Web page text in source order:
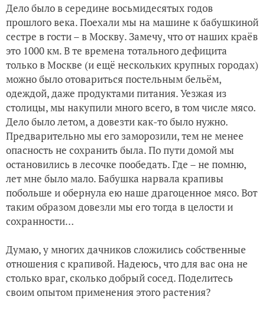
Дело было в середине восьмидесятых годов
прошлого века. Поехали мы на машине к бабушкиной
сестре в гости – в Москву. Замечу, что от наших краёв
это 1000 км. В те времена тотального дефицита
только в Москве (и ещё нескольких крупных городах)
можно было отовариться постельным бельём,
одеждой, даже продуктами питания. Уезжая из
столицы, мы накупили много всего, в том числе мясо.
Дело было летом, а довезти как-то было нужно.
Предварительно мы его заморозили, тем не менее
опасность не сохранить была. По пути домой мы
остановились в лесочке пообедать. Где – не помню,
лет мне было мало. Бабушка нарвала крапивы
побольше и обернула ею наше драгоценное мясо. Вот
таким образом довезли мы его тогда в целости и
сохранности…
Думаю, у многих дачников сложились собственные
отношения с крапивой. Надеюсь, что для вас она не
столько враг, сколько добрый сосед. Поделитесь
своим опытом применения этого растения?